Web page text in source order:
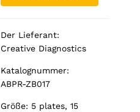
Der Lieferant:
Creative Diagnostics
Katalognummer:
ABPR-ZB017
Größe: 5 plates, 15